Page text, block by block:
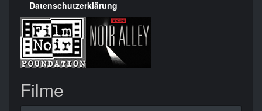
Datenschutzerklärung
Filme